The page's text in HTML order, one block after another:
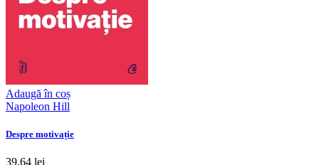
Adaugă în coș
Napoleon Hill
Despre motivație
39,64 lei